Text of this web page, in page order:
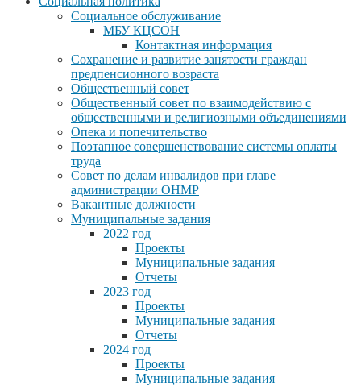
Социальное обслуживание
МБУ КЦСОН
Контактная информация
Сохранение и развитие занятости граждан
предпенсионного возраста
Общественный совет
Общественный совет по взаимодействию с
общественными и религиозными объединениями
Опека и попечительство
Поэтапное совершенствование системы оплаты
труда
Совет по делам инвалидов при главе
администрации ОНМР
Вакантные должности
Муниципальные задания
2022 год
Проекты
Муниципальные задания
Отчеты
2023 год
Проекты
Муниципальные задания
Отчеты
2024 год
Проекты
Муниципальные задания